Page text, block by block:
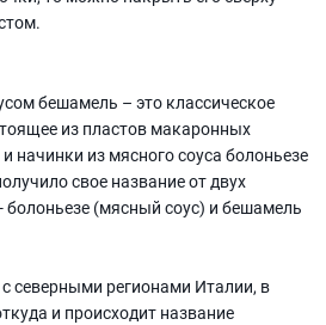
бешамель – это классическое
из пластов макаронных
начинки из мясного соуса болоньезе
свое название от двух
(мясный соус) и бешамель
северными регионами Италии, в
и происходит название